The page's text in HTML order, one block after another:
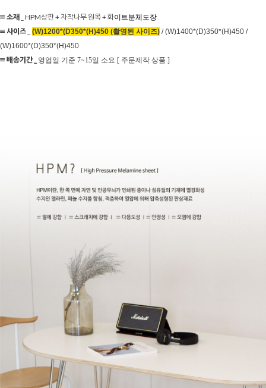
≡ 소재 _ HPM상판 + 자작나무 원목 + 화이트분체도장
≡ 사이즈 (W)1200*(D350*(H)450 (촬영된 사이즈) / (W)1400*(D)350*(H)450 /
(W)1600*(D)350*(H)450
≡ 배송기간 _ 영업일 기준 7~15일 소요 [ 주문제작 상품 ]